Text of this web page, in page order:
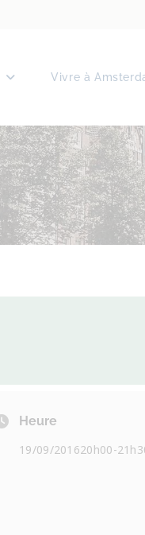
Vivre à
Heure
19/09/201620h00-